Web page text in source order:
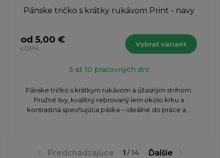
Predchádzajúce 1 / 14 Ďalšie
Pánske tričko s krátky rukávom Print - navy
od 5,00 €
s DPH
Vybrať variant
5 až 10 pracovných dní
Pánske tričko s krátkym rukávom a úžasným strihom.
Pružné švy, kvalitný rebrovaný lem okolo krku a
kontrastná spevňujúca páska – ideálne do práce a...